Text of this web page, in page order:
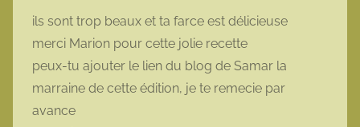
ils sont trop beaux et ta farce est délicieuse
merci Marion pour cette jolie recette
peux-tu ajouter le lien du blog de Samar la
marraine de cette édition, je te remecie par
avance